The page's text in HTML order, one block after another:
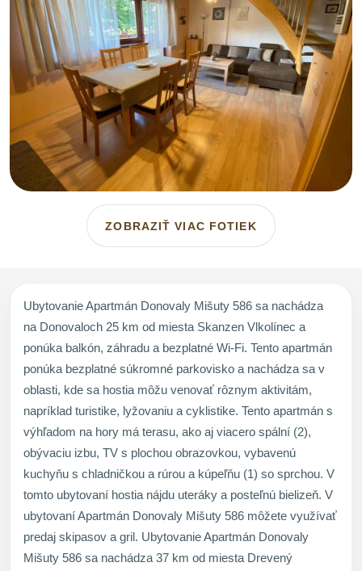
ZOBRAZIŤ VIAC FOTIEK
Ubytovanie Apartmán Donovaly Mišuty 586 sa nachádza
na Donovaloch 25 km od miesta Skanzen Vlkolínec a
ponúka balkón, záhradu a bezplatné Wi-Fi. Tento apartmán
ponúka bezplatné súkromné parkovisko a nachádza sa v
oblasti, kde sa hostia môžu venovať rôznym aktivitám,
napríklad turistike, lyžovaniu a cyklistike. Tento apartmán s
výhľadom na hory má terasu, ako aj viacero spální (2),
obývaciu izbu, TV s plochou obrazovkou, vybavenú
kuchyňu s chladničkou a rúrou a kúpeľňu (1) so sprchou. V
tomto ubytovaní hostia nájdu uteráky a posteľnú bielizeň. V
ubytovaní Apartmán Donovaly Mišuty 586 môžete využívať
predaj skipasov a gril. Ubytovanie Apartmán Donovaly
Mišuty 586 sa nachádza 37 km od miesta Drevený